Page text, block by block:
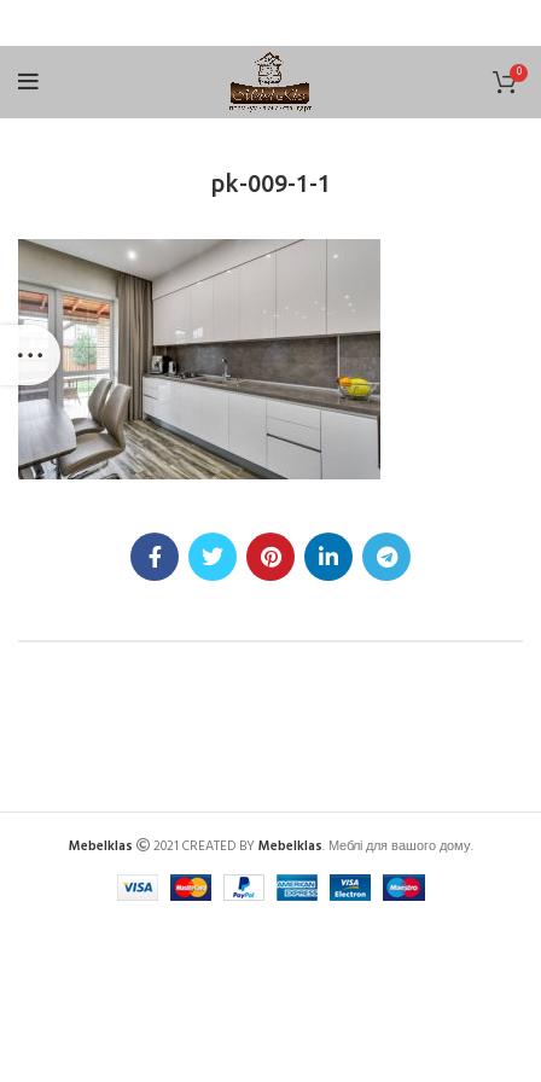
0
pk-009-1-1
Mebelklas 2021 CREATED BYMebelklas. Меблі для вашого дому.